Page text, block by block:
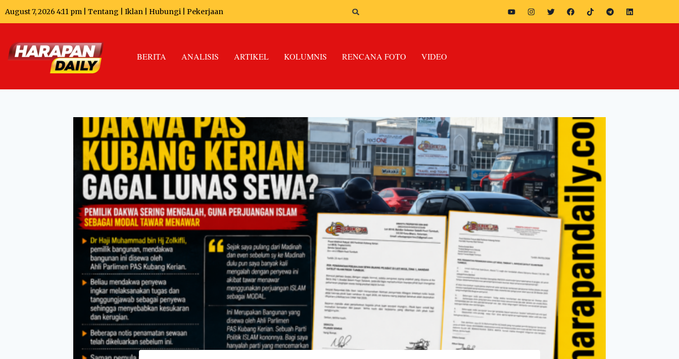
August 7, 2026 4:11 pm | Tentang Iklan Hubungi Pekerjaan
BERITA ANALISIS ARTIKEL KOLUMNIS RENCANA FOTO VIDEO